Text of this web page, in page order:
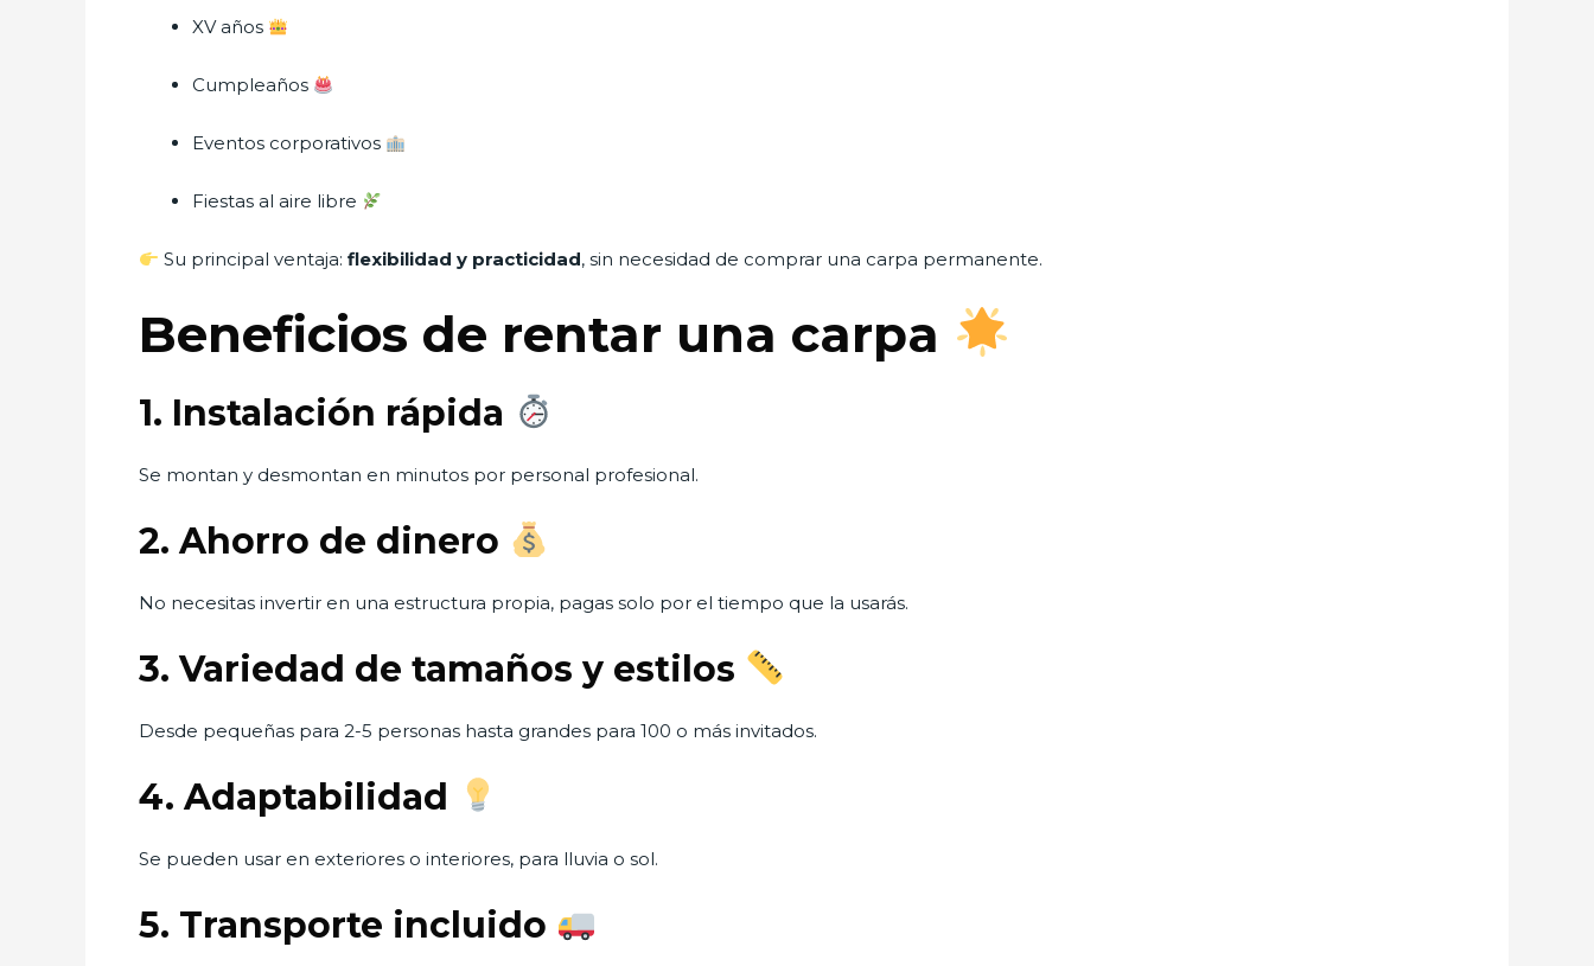
XV años
Cumpleaños
Eventos corporativos
Fiestas al aire libre
Su principal ventaja:flexibilidad y practicidad, sin necesidad de comprar una carpa permanente.
Beneficios de rentar una carpa
1. Instalación rápida
Se montan y desmontan en minutos por personal profesional.
2. Ahorro de dinero
No necesitas invertir en una estructura propia, pagas solo por el tiempo que la usarás.
3. Variedad de tamaños y estilos
Desde pequeñas para 2-5 personas hasta grandes para 100 o más invitados.
4. Adaptabilidad
Se pueden usar en exteriores o interiores, para lluvia o sol.
5. Transporte incluido